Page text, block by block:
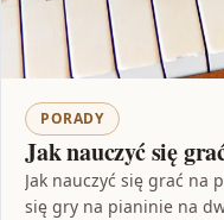
PORADY
Jak nauczyć się
Jak nauczyć się grać na
się gry na pianinie na